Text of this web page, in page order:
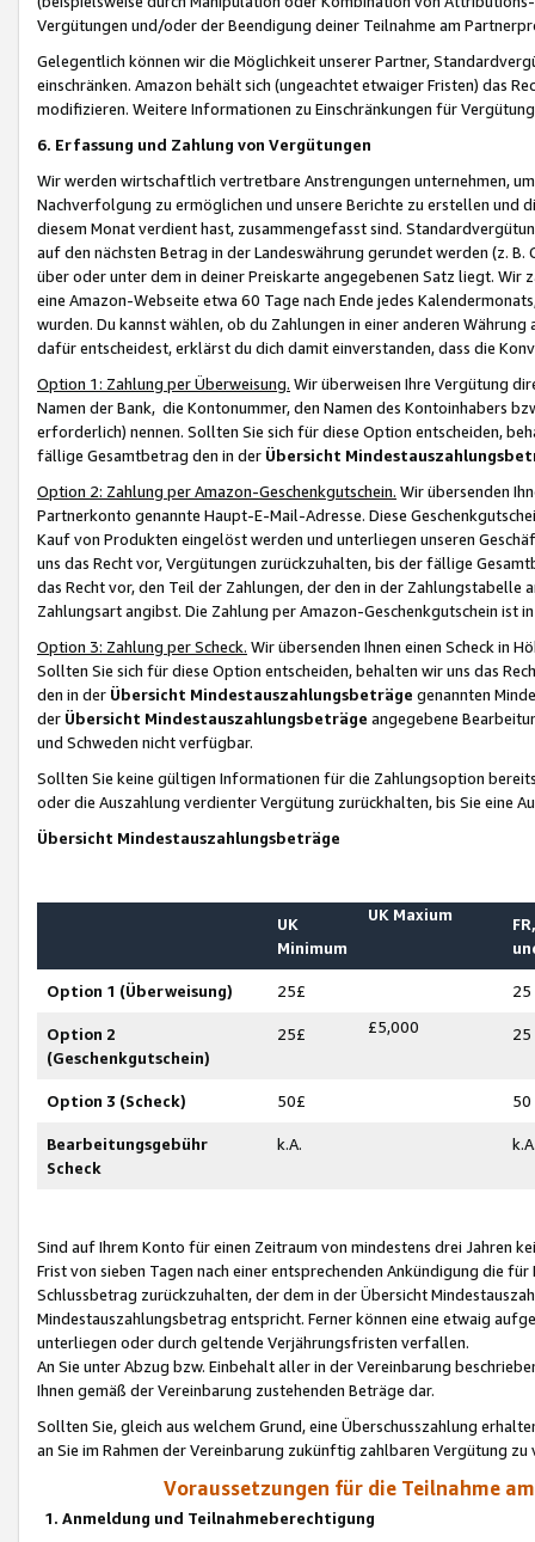
Vergütungen und/oder der Beendigung deiner Teilnahme am
Gelegentlich können wir die Möglichkeit unserer Partner,
einschränken. Amazon behält sich (ungeachtet etwaiger Fristen) das
modifizieren. Weitere Informationen zu Einschränkungen für
6. Erfassung und Zahlung von Vergütungen
Wir werden wirtschaftlich vertretbare Anstrengungen unternehmen,
Nachverfolgung zu ermöglichen und unsere Berichte zu erstellen und
diesem Monat verdient hast, zusammengefasst sind.
auf den nächsten Betrag in der Landeswährung gerundet werden (z.
über oder unter dem in deiner Preiskarte angegebenen Satz liegt.
eine Amazon-Webseite etwa 60 Tage nach Ende jedes
wurden. Du kannst wählen, ob du Zahlungen in einer anderen
dafür entscheidest, erklärst du dich damit einverstanden, dass die
Option 1: Zahlung per Überweisung. Wir überweisen Ihre Vergütung
Namen der Bank, die Kontonummer, den Namen des Kontoinhabers
erforderlich) nennen. Sollten Sie sich für diese Option entscheiden,
fällige Gesamtbetrag den in der Übersicht
Option 2: Zahlung per Amazon-Geschenkgutschein. Wir übersenden
Partnerkonto genannte Haupt-E-Mail-Adresse. Diese
Kauf von Produkten eingelöst werden und unterliegen unseren
uns das Recht vor, Vergütungen zurückzuhalten, bis der fällige
das Recht vor, den Teil der Zahlungen, der den in der
Zahlungsart angibst. Die Zahlung per Amazon-Geschenkgutschein ist
Option 3: Zahlung per Scheck. Wir übersenden Ihnen einen Scheck in
Sollten Sie sich für diese Option entscheiden, behalten wir uns das
den in der Übersicht Mindestauszahlungsbeträge genannten
der Übersicht Mindestauszahlungsbeträge angegebene
und Schweden nicht verfügbar.
Sollten Sie keine gültigen Informationen für die Zahlungsoption
oder die Auszahlung verdienter Vergütung zurückhalten, bis Sie
Übersicht Mindestauszahlungsbeträge
UK
Minimum
UK Maxium
Option 1 (Überweisung) 25£ 25
Option 2
(Geschenkgutschein)
25£ £5,000 25
Option 3 (Scheck) 50£ 50
Bearbeitungsgebühr
Scheck
k.A.
Sind auf Ihrem Konto für einen Zeitraum von mindestens drei Jahren
Frist von sieben Tagen nach einer entsprechenden Ankündigung die
Schlussbetrag zurückzuhalten, der dem in der Übersicht
Mindestauszahlungsbetrag entspricht. Ferner können eine etwaig
unterliegen oder durch geltende Verjährungsfristen verfallen.
An Sie unter Abzug bzw. Einbehalt aller in der Vereinbarung
Ihnen gemäß der Vereinbarung zustehenden Beträge dar.
Sollten Sie, gleich aus welchem Grund, eine Überschusszahlung
an Sie im Rahmen der Vereinbarung zukünftig zahlbaren Vergütung zu
Voraussetzungen für die Teilnahme
1. Anmeldung und Teilnahmeberechtigung